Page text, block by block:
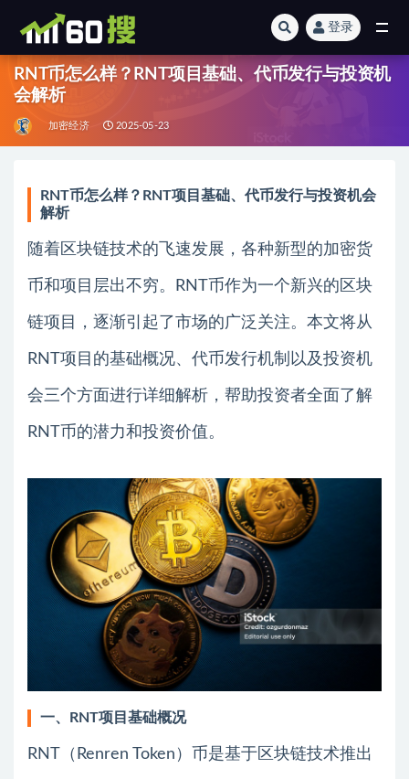
登录
RNT币怎么样？RNT项目基础、代币发行与投资机
会解析
加密经济 2025-05-23
RNT币怎么样？RNT项目基础、代币发行与投资机会
解析
随着区块链技术的飞速发展，各种新型的加密货
币和项目层出不穷。RNT币作为一个新兴的区块
链项目，逐渐引起了市场的广泛关注。本文将从
RNT项目的基础概况、代币发行机制以及投资机
会三个方面进行详细解析，帮助投资者全面了解
RNT币的潜力和投资价值。
一、RNT项目基础概况
RNT（Renren Token）币是基于区块链技术推出